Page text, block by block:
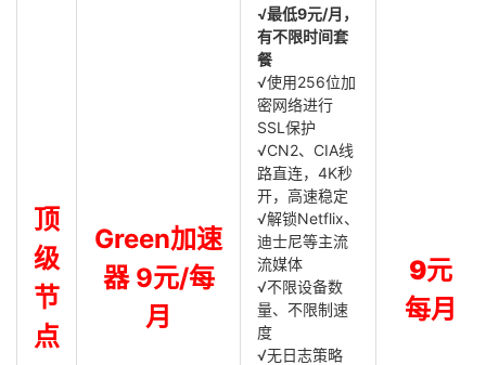
顶
级
节
点
Green加速
器 9元/每
月
√最低9元/月，
有不限时间套
餐
√使用256位加
密网络进行
SSL保护
√CN2、CIA线
路直连，4K秒
开，高速稳定
√解锁Netflix、
迪士尼等主流
流媒体
√不限设备数
量、不限制速
度
√无日志策略
9元
每月